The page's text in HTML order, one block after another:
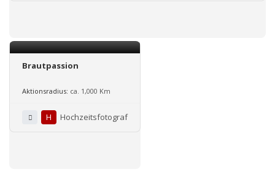
Brautpassion
Aktionsradius: ca. 1,000 Km
H Hochzeitsfotograf